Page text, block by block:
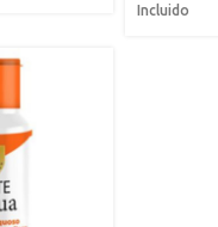
Incluido